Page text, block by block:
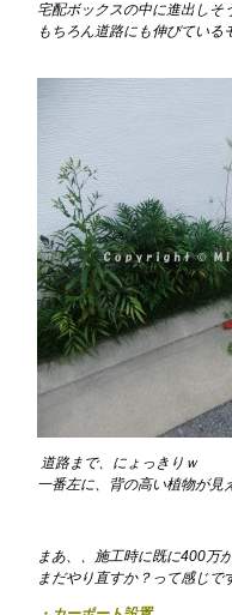
宅配ボックスの中に進出しそ
もちろん道路にも伸びている
道路まで、にょっきりｗ
一番左に、背の高い植物が見
まあ、、施工時に既に400万
まだやり直すか？って感じで